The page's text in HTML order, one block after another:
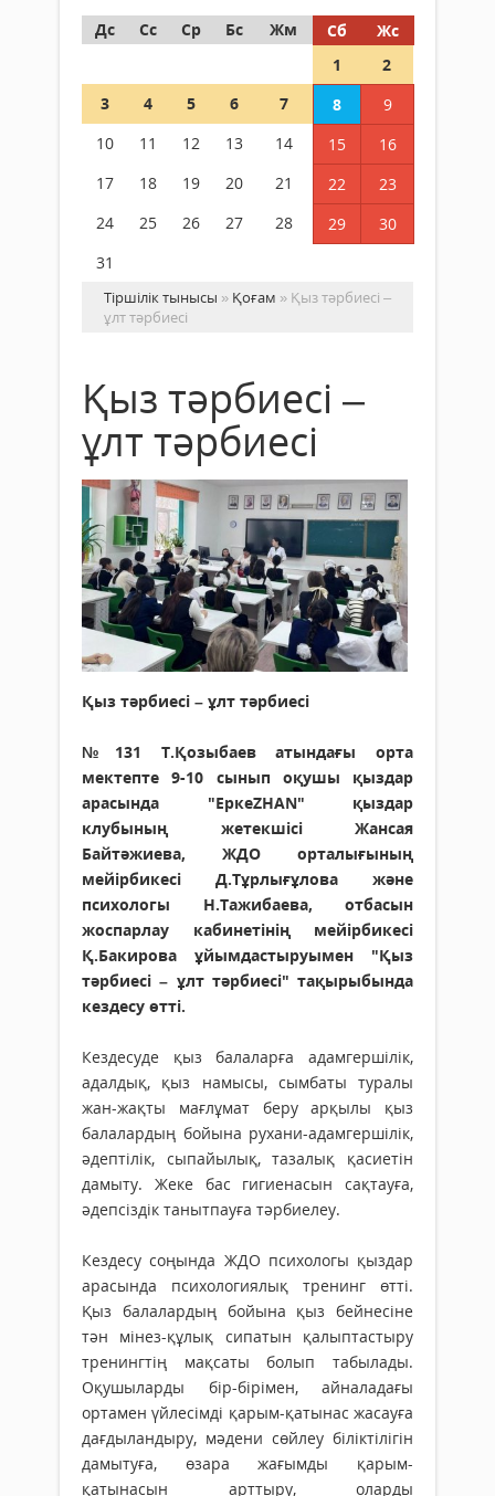
Дс
Сс Ср Бс Жм Сб
Жс
1
2
3
4 5 6 7 8
9
10
11 12 13 14 15
16
17
18 19 20 21 22
23
24
25 26 27 28 29
30
31
Тіршілік тынысы » Қоғам » Қыз тәрбиесі –
ұлт тәрбиесі
Қыз тәрбиесі –
ұлт тәрбиесі
Қыз тәрбиесі – ұлт тәрбиесі
№131 Т.Қозыбаев атындағы орта
мектепте 9-10 сынып оқушы қыздар
арасында "ЕркеZHAN" қыздар
клубының жетекшісі Жансая
Байтәжиева, ЖДО орталығының
мейірбикесі Д.Тұрлығұлова және
психологы Н.Тажибаева, отбасын
жоспарлау кабинетінің мейірбикесі
Қ.Бакирова ұйымдастыруымен "Қыз
тәрбиесі – ұлт тәрбиесі" тақырыбында
кездесу өтті.
Кездесуде қыз балаларға адамгершілік,
адалдық, қыз намысы, сымбаты туралы
жан-жақты мағлұмат беру арқылы қыз
балалардың бойына рухани-адамгершілік,
әдептілік, сыпайылық, тазалық қасиетін
дамыту. Жеке бас гигиенасын сақтауға,
әдепсіздік танытпауға тәрбиелеу.
Кездесу соңында ЖДО психологы қыздар
арасында психологиялық тренинг өтті.
Қыз балалардың бойына қыз бейнесіне
тән мінез-құлық сипатын қалыптастыру
тренингтің мақсаты болып табылады.
Оқушыларды бір-бірімен, айналадағы
ортамен үйлесімді қарым-қатынас жасауға
дағдыландыру, мәдени сөйлеу біліктілігін
дамытуға, өзара жағымды қарым-
қатынасын арттыру, оларды